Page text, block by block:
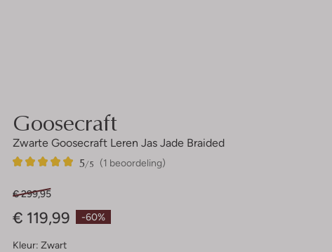
Goosecraft
Zwarte Goosecraft Leren Jas Jade Braided
(1 beoordeling)
5/5
1
5
-60%
€ 299,95
€ 119,99
Kleur: Zwart